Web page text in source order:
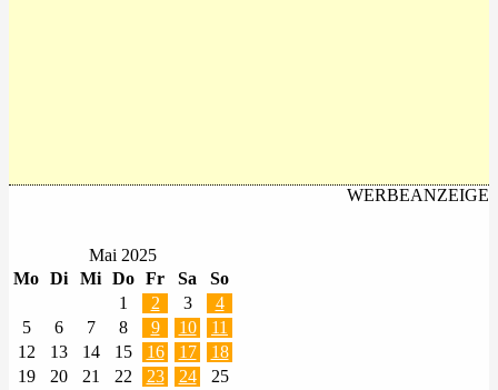
WERBEANZEIGE
Mai 2025
Mo Di Mi Do Fr Sa So
1 2 3
4
5
6 7 8 9 10
11
12
13 14 15 16 17
18
19
20 21 22 23 24
25